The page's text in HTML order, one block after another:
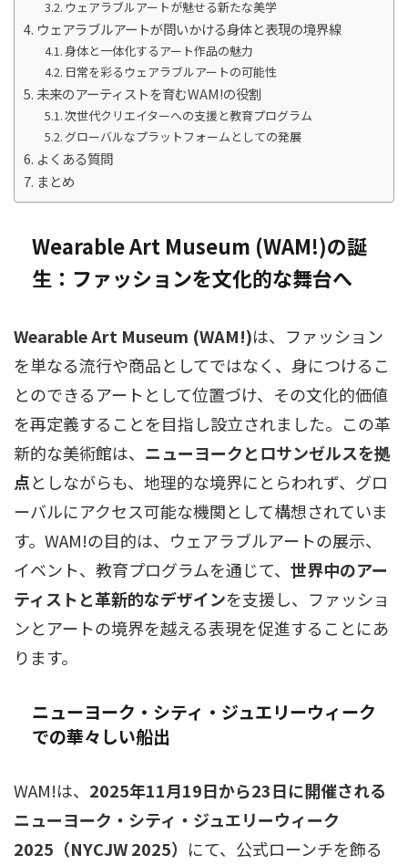
ウェアラブルアートが魅せる新たな美学
ウェアラブルアートが問いかける身体と表現の境界線
身体と一体化するアート作品の魅力
日常を彩るウェアラブルアートの可能性
未来のアーティストを育むWAM!の役割
次世代クリエイターへの支援と教育プログラム
グローバルなプラットフォームとしての発展
よくある質問
まとめ
Wearable Art Museum (WAM!)の誕
生：ファッションを文化的な舞台へ
Wearable Art Museum (WAM!)は、ファッション
を単なる流行や商品としてではなく、身につけるこ
とのできるアートとして位置づけ、その文化的価値
を再定義することを目指し設立されました。この革
新的な美術館は、 ニューヨークとロサンゼルスを拠
点としながらも、地理的な境界にとらわれず、グロ
ーバルにアクセス可能な機関として構想されていま
す。WAM!の目的は、ウェアラブルアートの展示、
イベント、教育プログラムを通じて、 世界中のアー
ティストと革新的なデザインを支援し、ファッショ
ンとアートの境界を越える表現を促進することにあ
ります。
ニューヨーク・シティ・ジュエリーウィーク
での華々しい船出
WAM!は、 2025年11月19日から23日に開催される
ニューヨーク・シティ・ジュエリーウィーク
2025（NYCJW 2025） にて、公式ローンチを飾る